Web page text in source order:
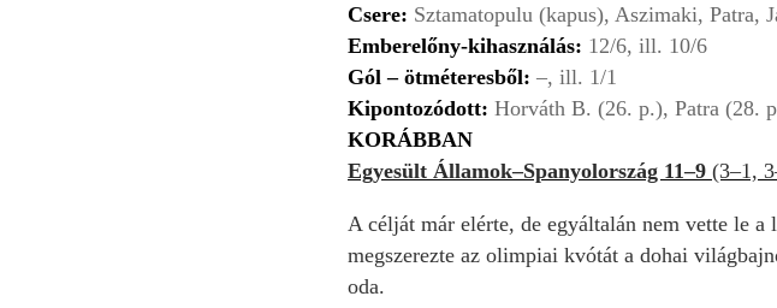
Csere: Sztamatopulu (kapus), Aszimaki, Patra,
Emberelőny-kihasználás: 12/6, ill. 10/6
Gól – ötméteresből: –, ill. 1/1
Kipontozódott: Horváth B. (26. p.), Patra (28.
KORÁBBAN
Egyesült Államok–Spanyolország 11–9 (3–1,
A célját már elérte, de egyáltalán nem vette le
megszerezte az olimpiai kvótát a dohai
oda.